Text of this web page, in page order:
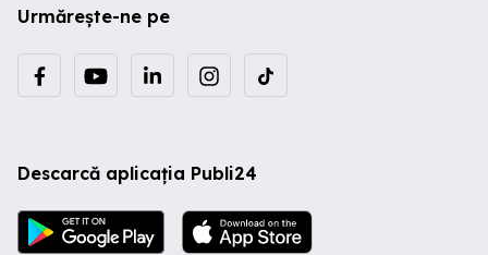
Urmărește-ne pe
Descarcă aplicația Publi24